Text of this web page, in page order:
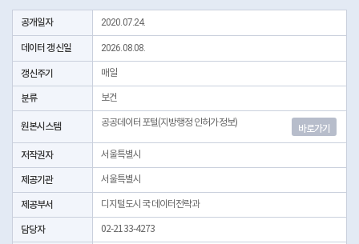
공개일자 2020.07.24.
데이터 갱신일 2026.08.08.
갱신주기 매일
분류 보건
원본시스템 공공데이터포털(지방행정 인허가정보)
바로가기
저작권자 서울특별시
제공기관 서울특별시
제공부서 디지털도시국 데이터전략과
담당자 02-2133-4273